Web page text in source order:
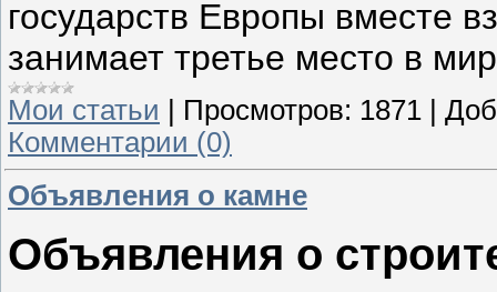
государств Европы вместе
занимает третье место в
Мои статьи Просмотров: 1871
Комментарии (0)
Объявления о камне
Объявления о